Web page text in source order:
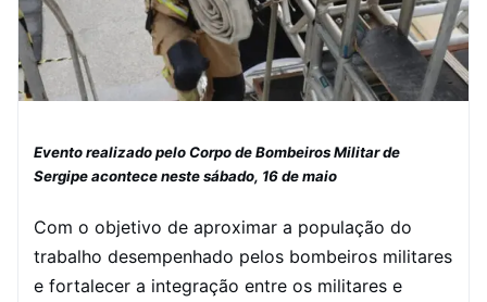
Evento realizado pelo Corpo de Bombeiros Militar de
Sergipe acontece neste sábado, 16 de maio
Com o objetivo de aproximar a população do
trabalho desempenhado pelos bombeiros militares
e fortalecer a integração entre os militares e